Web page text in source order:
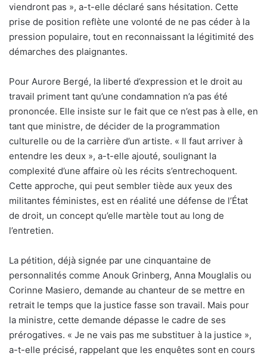
viendront pas », a-t-elle déclaré sans hésitation. Cette
prise de position reflète une volonté de ne pas céder à la
pression populaire, tout en reconnaissant la légitimité des
démarches des plaignantes.
Pour Aurore Bergé, la liberté d’expression et le droit au
travail priment tant qu’une condamnation n’a pas été
prononcée. Elle insiste sur le fait que ce n’est pas à elle, en
tant que ministre, de décider de la programmation
culturelle ou de la carrière d’un artiste. « Il faut arriver à
entendre les deux », a-t-elle ajouté, soulignant la
complexité d’une affaire où les récits s’entrechoquent.
Cette approche, qui peut sembler tiède aux yeux des
militantes féministes, est en réalité une défense de l’État
de droit, un concept qu’elle martèle tout au long de
l’entretien.
La pétition, déjà signée par une cinquantaine de
personnalités comme Anouk Grinberg, Anna Mouglalis ou
Corinne Masiero, demande au chanteur de se mettre en
retrait le temps que la justice fasse son travail. Mais pour
la ministre, cette demande dépasse le cadre de ses
prérogatives. « Je ne vais pas me substituer à la justice »,
a-t-elle précisé, rappelant que les enquêtes sont en cours